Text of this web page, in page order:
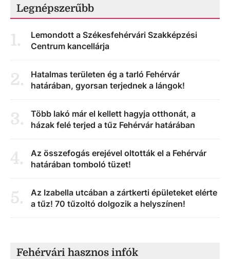
Legnépszerűbb
1.
Lemondott a Székesfehérvári Szakképzési
Centrum kancellárja
2.
Hatalmas területen ég a tarló Fehérvár
határában, gyorsan terjednek a lángok!
3.
Több lakó már el kellett hagyja otthonát, a
házak felé terjed a tűz Fehérvár határában
4.
Az összefogás erejével oltották el a Fehérvár
határában tomboló tüzet!
5.
Az Izabella utcában a zártkerti épületeket elérte
a tűz! 70 tűzoltó dolgozik a helyszínen!
Fehérvári hasznos infók